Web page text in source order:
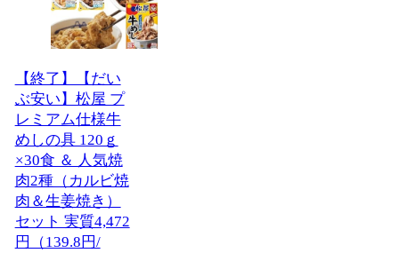
【終了】【だい
ぶ安い】松屋 プ
レミアム仕様牛
めしの具 120ｇ
×30食 ＆ 人気焼
肉2種（カルビ焼
肉＆生姜焼き）
セット 実質4,472
円（139.8円/